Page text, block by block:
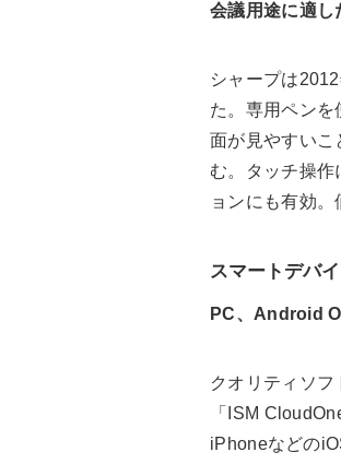
会議用途に適し
シャープは
た。専用ペン
面が見やすいこ
む。タッチ操作
ョンにも有効。
スマートデバ
PC、Android
クオリティソ
「ISM
iPhoneなどの